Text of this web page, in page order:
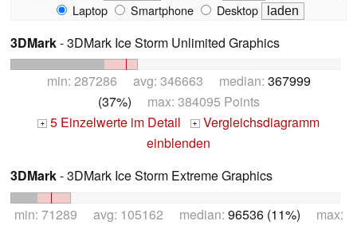
Laptop
Smartphone Desktop
3DMark- 3DMark Ice Storm Unlimited Graphics
min: 287286 avg: 346663 median: 367999
(37%) max: 384095 Points
+ 5 Einzelwerte im Detail + Vergleichsdiagramm
einblenden
3DMark- 3DMark Ice Storm Extreme Graphics
min: 71289 avg: 105162 median: 96536 (11%) max: